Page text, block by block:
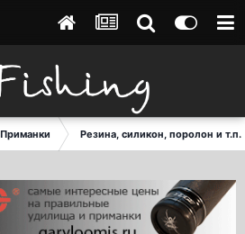
Приманки Резина, силикон, поролон и т.п.